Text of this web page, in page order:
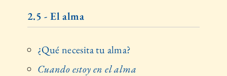
2.5 - El alma
¿Qué necesita tu alma?
Cuando estoy en el alma